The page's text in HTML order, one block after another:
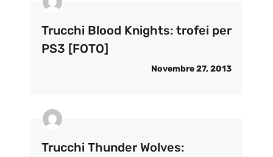
Trucchi Blood Knights: trofei per
PS3 [FOTO]
Novembre 27, 2013
Trucchi Thunder Wolves: